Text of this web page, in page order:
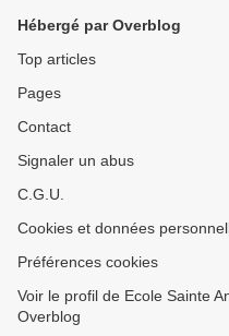
Hébergé par Overblog
Top articles
Pages
Contact
Signaler un abus
C.G.U.
Cookies et données
Préférences cookies
Voir le profil de Ecole Sainte
Overblog